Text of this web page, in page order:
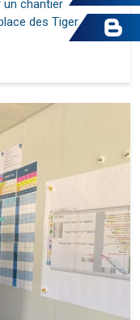
un chantier
des Tiger